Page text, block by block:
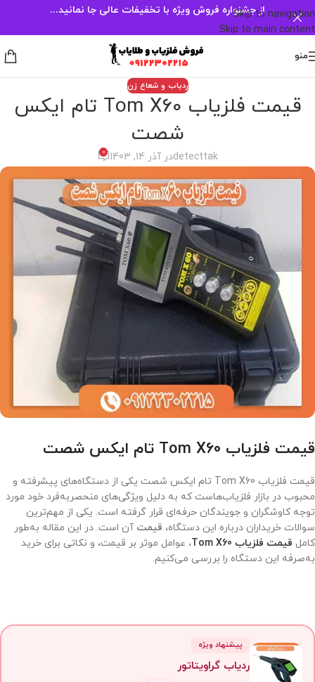
Skip to navigation
Skip to main content
از جشنواره فروش ویژه با تخفیفات عالی جا نمانید...
منو
ردیاب و شعاع زن
قیمت فلزیاب Tom X60 تام ایکس
شصت
detecttakدر آذر 14, 1403 0
قیمت فلزیاب Tom X60 تام ایکس شصت
قیمت فلزیاب Tom X60 تام ایکس شصت یکی از دستگاه‌های پیشرفته و
محبوب در بازار فلزیاب‌هاست که به دلیل ویژگی‌های منحصربه‌فرد خود مورد
توجه کاوشگران و جویندگان حرفه‌ای قرار گرفته است. یکی از مهم‌ترین
سوالات خریداران درباره این دستگاه، قیمت آن است. در این مقاله به‌طور
کامل قیمت فلزیاب Tom X60 ، عوامل موثر بر قیمت، و نکاتی برای خرید
به‌صرفه این دستگاه را بررسی می‌کنیم.
پیشنهاد ویژه
ردیاب گراویتاتور